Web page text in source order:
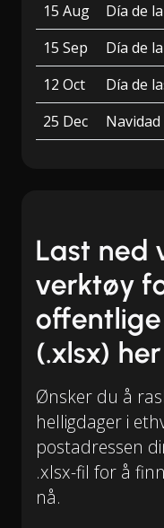
15 Aug
Día de
15 Sep
Día de
12 Oct
Día de
25 Dec
Navidad
Last ned
verktøy
(.xlsx) her
Ønsker du å
helligdager i
postadressen
.xlsx-fil for å
nå.